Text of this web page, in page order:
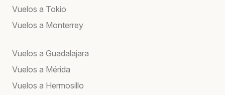
Vuelos a Tokio
Vuelos a Monterrey
Vuelos a Guadalajara
Vuelos a Mérida
Vuelos a Hermosillo